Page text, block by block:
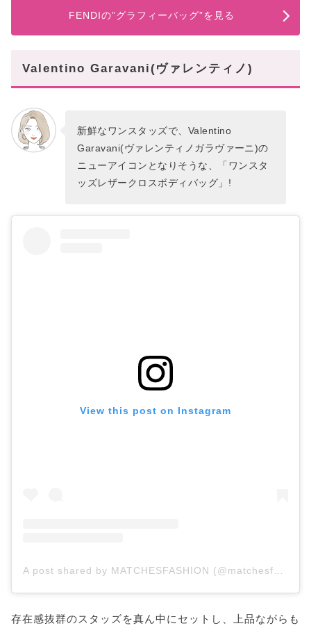
FENDIの”グラフィーバッグ”を見る
Valentino Garavani(ヴァレンティノ)
新鮮なワンスタッズで、Valentino
Garavani(ヴァレンティノガラヴァーニ)の
ニューアイコンとなりそうな、「ワンスタ
ッズレザークロスボディバッグ」!
View this post on Instagram
存在感抜群のスタッズを真ん中にセットし、上品ながらも